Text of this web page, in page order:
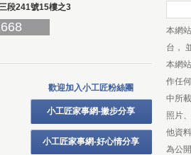
段241號15樓之3
歡迎加入小工匠粉絲團
小工匠家事網-撇步分享
小工匠家事網-好心情分享
本網
台，
本網
作任
中所
照片
他資
為公